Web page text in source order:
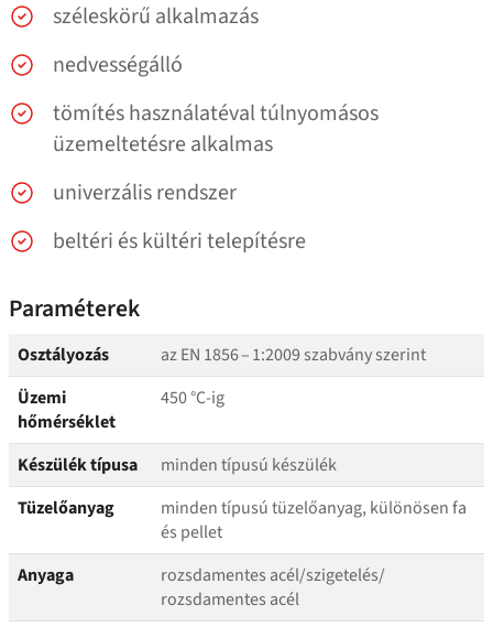
széleskörű alkalmazás
nedvességálló
tömítés használatéval túlnyomásos
üzemeltetésre alkalmas
univerzális rendszer
beltéri és kültéri telepítésre
Paraméterek
Osztályozás
az EN 1856 – 1:2009 szabvány szerint
Üzemi
hőmérséklet
450 °C‑ig
Készülék típusa
minden típusú készülék
Tüzelőanyag
minden típusú tüzelőanyag, különösen fa
és pellet
Anyaga
rozsdamentes acél/​szigetelés/​
rozsdamentes acél